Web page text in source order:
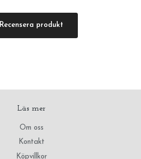
Recensera produkt
Läs mer
Om oss
Kontakt
Köpvillkor